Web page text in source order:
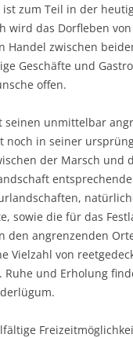
ist zum Teil in der
wird das Dorfleben
Handel zwischen
Geschäfte und
offen.
seinen unmittelbar
noch in seiner
der Marsch und
sowie die für das
den angrenzenden
Vielzahl von
Ruhe und Erholung